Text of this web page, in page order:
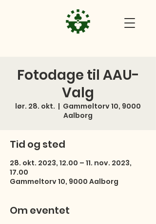
Fotodage til AAU-
Valg
lør. 28. okt.
  |
Gammeltorv 10, 9000
Aalborg
Tid og sted
28. okt. 2023, 12.00 – 11. nov. 2023,
17.00
Gammeltorv 10, 9000 Aalborg
Om eventet